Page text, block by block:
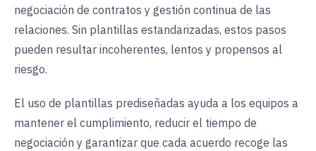
negociación de contratos y gestión continua de las
relaciones. Sin plantillas estandarizadas, estos pasos
pueden resultar incoherentes, lentos y propensos al
riesgo.
El uso de plantillas prediseñadas ayuda a los equipos a
mantener el cumplimiento, reducir el tiempo de
negociación y garantizar que cada acuerdo recoge las